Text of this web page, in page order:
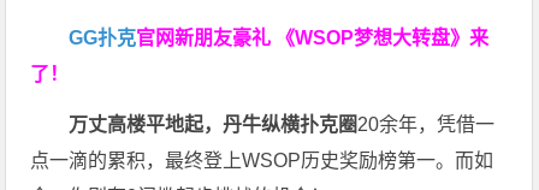
GG扑克官网新朋友豪礼
《WSOP梦想大转盘》来
了！
万丈高楼平地起，丹牛纵横扑克圈20余年，凭借一
点一滴的累积，最终登上WSOP历史奖励榜第一。而如